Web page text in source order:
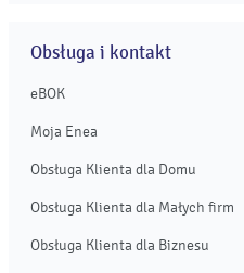
Obsługa i kontakt
eBOK
Moja Enea
Obsługa Klienta dla Domu
Obsługa Klienta dla Małych firm
Obsługa Klienta dla Biznesu